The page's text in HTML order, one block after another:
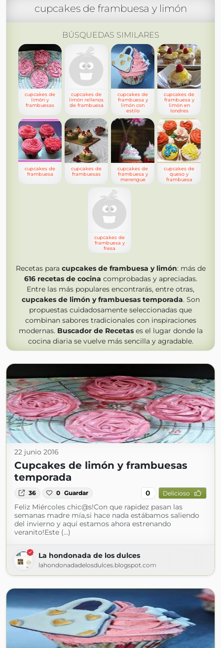
cupcakes de frambuesa y limón
BÚSQUEDAS SIMILARES
cupcakes de
limón y
frambuesas
cupcakes de
limón rellenos
de frambuesa
cupcakes de
frambuesa y
limón con
estilo
cupcakes de
frambuesa y
limón en
londres
cupcakes de
frambuesa
cupcakes de
frambuesas
cupcakes de
frambuesa y
merengue
cupcakes de
queso y
frambuesa
cupcakes de
frambuesa y
fresa
Recetas para cupcakes de frambuesa y limón: más de
616 recetas de cocina comprobadas y apreciadas.
Entre las más populares encontrarás, entre otras,
cupcakes de limón y frambuesas temporada. Son
propuestas cuidadosamente seleccionadas que
combinan sabores tradicionales con inspiraciones
modernas. Buscador de Recetases el lugar donde la
cocina diaria se vuelve más sencilla y agradable.
22 junio 2016
Cupcakes de limón y frambuesas
temporada
36 0 Guardar 0 Delicioso
Feliz Miércoles chic@s!Con que rapidez pasan las
semanas madre mía,si hace nada estábamos saliendo
del invierno y aquí estamos ahora estrenando
veranito!Este (...)
La hondonada de los dulces
lahondonadadelosdulces.blogspot.com